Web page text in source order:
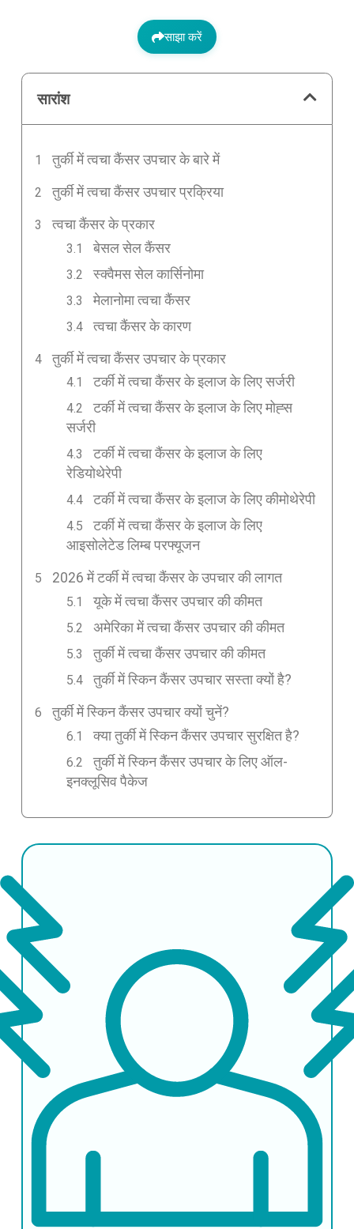
साझा करें
सारांश
तुर्की में त्वचा कैंसर उपचार के बारे में
तुर्की में त्वचा कैंसर उपचार प्रक्रिया
त्वचा कैंसर के प्रकार
बेसल सेल कैंसर
स्क्वैमस सेल कार्सिनोमा
मेलानोमा त्वचा कैंसर
त्वचा कैंसर के कारण
तुर्की में त्वचा कैंसर उपचार के प्रकार
टर्की में त्वचा कैंसर के इलाज के लिए सर्जरी
टर्की में त्वचा कैंसर के इलाज के लिए मोह्स
सर्जरी
टर्की में त्वचा कैंसर के इलाज के लिए
रेडियोथेरेपी
टर्की में त्वचा कैंसर के इलाज के लिए कीमोथेरेपी
टर्की में त्वचा कैंसर के इलाज के लिए
आइसोलेटेड लिम्ब परफ्यूजन
2026 में टर्की में त्वचा कैंसर के उपचार की लागत
यूके में त्वचा कैंसर उपचार की कीमत
अमेरिका में त्वचा कैंसर उपचार की कीमत
तुर्की में त्वचा कैंसर उपचार की कीमत
तुर्की में स्किन कैंसर उपचार सस्ता क्यों है?
तुर्की में स्किन कैंसर उपचार क्यों चुनें?
क्या तुर्की में स्किन कैंसर उपचार सुरक्षित है?
तुर्की में स्किन कैंसर उपचार के लिए ऑल-
इनक्लूसिव पैकेज